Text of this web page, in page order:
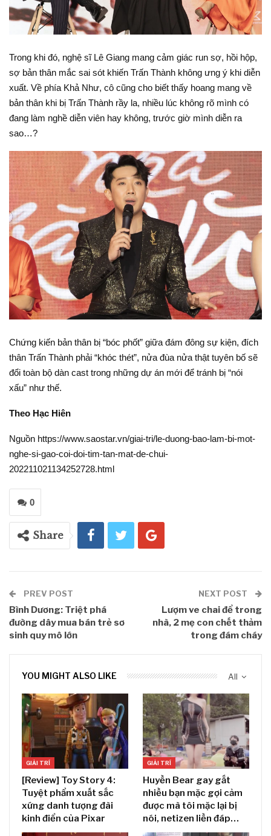
Trong khi đó, nghệ sĩ Lê Giang mang cảm giác run sợ, hồi hộp,
sợ bản thân mắc sai sót khiến Trấn Thành không ưng ý khi diễn
xuất. Về phía Khả Như, cô cũng cho biết thấy hoang mang về
bản thân khi bị Trấn Thành rầy la, nhiều lúc không rõ mình có
đang làm nghề diễn viên hay không, trước giờ mình diễn ra
sao…?
Chứng kiến bản thân bị “bóc phốt” giữa đám đông sự kiện, đích
thân Trấn Thành phải “khóc thét”, nửa đùa nửa thật tuyên bố sẽ
đổi toàn bộ dàn cast trong những dự án mới để tránh bị “nói
xấu” như thế.
Theo Hạc Hiên
Nguồn https://www.saostar.vn/giai-tri/le-duong-bao-lam-bi-mot-
nghe-si-gao-coi-doi-tim-tan-mat-de-chui-
202211021134252728.html
0
Share
PREV POST
Bình Dương: Triệt phá
đường dây mua bán trẻ sơ
sinh quy mô lớn
NEXT POST
Lượm ve chai để trong
nhà, 2 mẹ con chết thảm
trong đám cháy
All
YOU MIGHT ALSO LIKE
GIẢI TRÍ
[Review] Toy Story 4:
Tuyệt phẩm xuất sắc
xứng danh tượng đài
kinh điển của Pixar
GIẢI TRÍ
Huyền Bear gay gắt
nhiều bạn mặc gợi cảm
được mà tôi mặc lại bị
nói, netizen liền đáp…